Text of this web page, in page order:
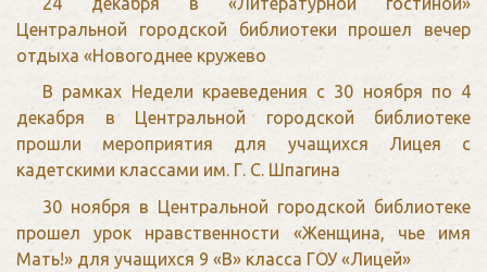
Центральной городской библиотеки прошел вечер
отдыха «Новогоднее кружево
В рамках Недели краеведения с 30 ноября по 4
декабря в Центральной городской библиотеке
прошли мероприятия для учащихся Лицея с
кадетскими классами им. Г. С. Шпагина
30 ноября в Центральной городской библиотеке
прошел урок нравственности «Женщина, чье имя
Мать!» для учащихся 9 «В» класса ГОУ «Лицей»